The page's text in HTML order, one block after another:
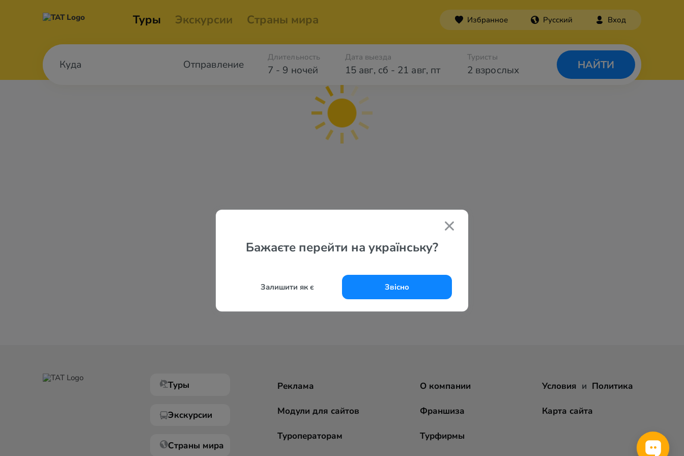
Туры Экскурсии Страны мира Избранное Русский Вход
Отправление 7 - 9 ночей
Длительность Дата выезда
15 авг, сб - 21 авг, пт 2 взрослых
Туристы
НАЙТИ
Бажаєте перейти на українську?
Залишити як є Звісно
Туры
Экскурсии
Страны мира
Реклама
Модули для сайтов
Туроператорам
О компании
Франшиза
Турфирмы
Условия и Политика
Карта сайта